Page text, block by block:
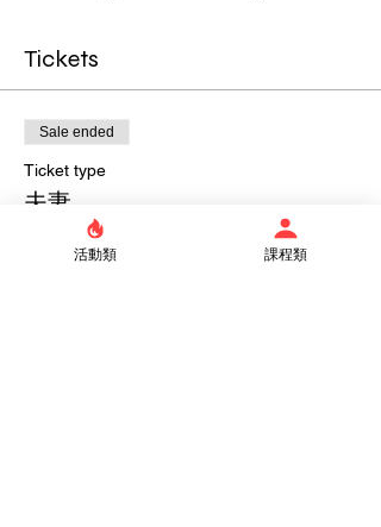
Tickets
Sale ended
Ticket type
夫妻
活動類 課程類